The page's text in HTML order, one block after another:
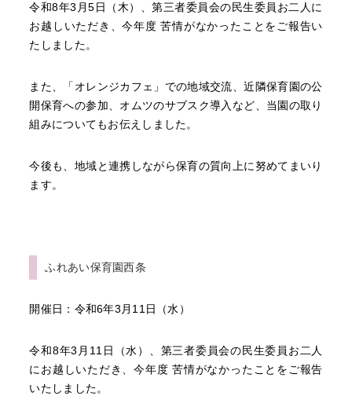
令和8年3月5日（木）、第三者委員会の民生委員お二人に
お越しいただき、今年度 苦情がなかったことをご報告い
たしました。
また、「オレンジカフェ」での地域交流、近隣保育園の公
開保育への参加、オムツのサブスク導入など、当園の取り
組みについてもお伝えしました。
今後も、地域と連携しながら保育の質向上に努めてまいり
ます。
ふれあい保育園西条
開催日：令和6年3月11日（水）
令和8年3月11日（水）、第三者委員会の民生委員お二人
にお越しいただき、今年度 苦情がなかったことをご報告
いたしました。